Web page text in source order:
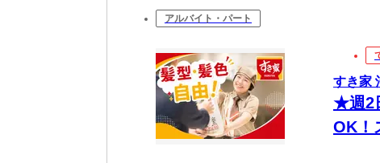
アルバイト・パート
すき家
★週2
OK！